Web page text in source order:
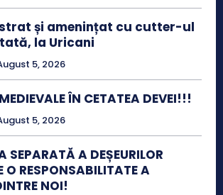
și amenințat cu cutter-ul
la Uricani
5, 2026
ÎN CETATEA DEVEI!!!
5, 2026
SEPARATĂ A DEȘEURILOR
O RESPONSABILITATE A
NOI!